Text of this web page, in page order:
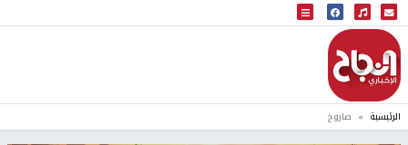
البث المباشر
إذاعة النجاح
الرئيسية صاروخ